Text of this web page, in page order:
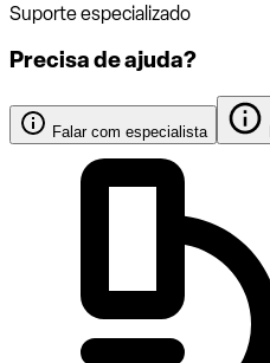
Suporte especializado
Precisa de ajuda?
Falar com especialista